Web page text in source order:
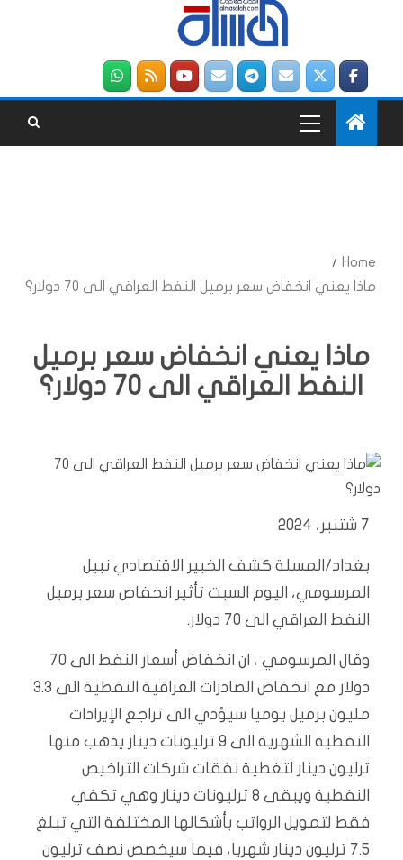
Home
ماذا يعني انخفاض سعر برميل النفط العراقي الى 70 دولار؟
ماذا يعني انخفاض سعر برميل
النفط العراقي الى 70 دولار؟
7 شتنبر، 2024
بغداد/المسلة كشف الخبير الاقتصادي نبيل
المرسومي، اليوم السبت تأثير انخفاض سعر برميل
النفط العراقي الى 70 دولار.
وقال المرسومي ، ان انخفاض أسعار النفط الى 70
دولار مع انخفاض الصادرات العراقية النفطية الى 3.3
مليون برميل يوميا سيؤدي الى تراجع الإيرادات
النفطية الشهرية الى 9 ترليونات دينار يذهب منها
ترليون دينار لتغطية نفقات شركات التراخيص
النفطية ويبقى 8 ترليونات دينار وهي تكفي
فقط لتمويل الرواتب بأشكالها المختلفة التي تبلغ
7.5 ترليون دينار شهريا، فيما سيخصص نصف ترليون